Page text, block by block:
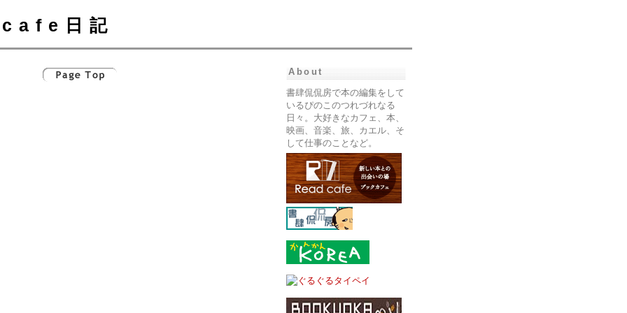
cafe日記
About
書肆侃侃房で本の編集をして
いるぴのこのつれづれなる
日々。大好きなカフェ、本、
映画、音楽、旅、カエル、そ
して仕事のことなど。